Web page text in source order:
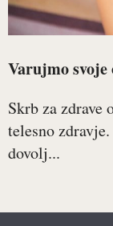
Varujmo svoje
Skrb za zdrave
telesno
dovolj...